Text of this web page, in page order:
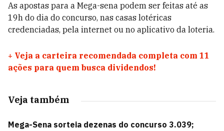
As apostas para a Mega-sena podem ser feitas até as
19h do dia do concurso, nas casas lotéricas
credenciadas, pela internet ou no aplicativo da loteria.
+ Veja a carteira recomendada completa com 11
ações para quem busca dividendos!
Veja também
Mega-Sena sorteia dezenas do concurso 3.039;